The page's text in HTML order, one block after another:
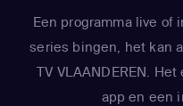
Een programma live of
series bingen, het kan
TV VLAANDEREN.
app en een